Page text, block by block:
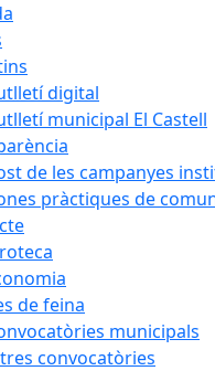
digital
municipal El Castell
de les campanyes
pràctiques de
de feina
municipals
convocatòries